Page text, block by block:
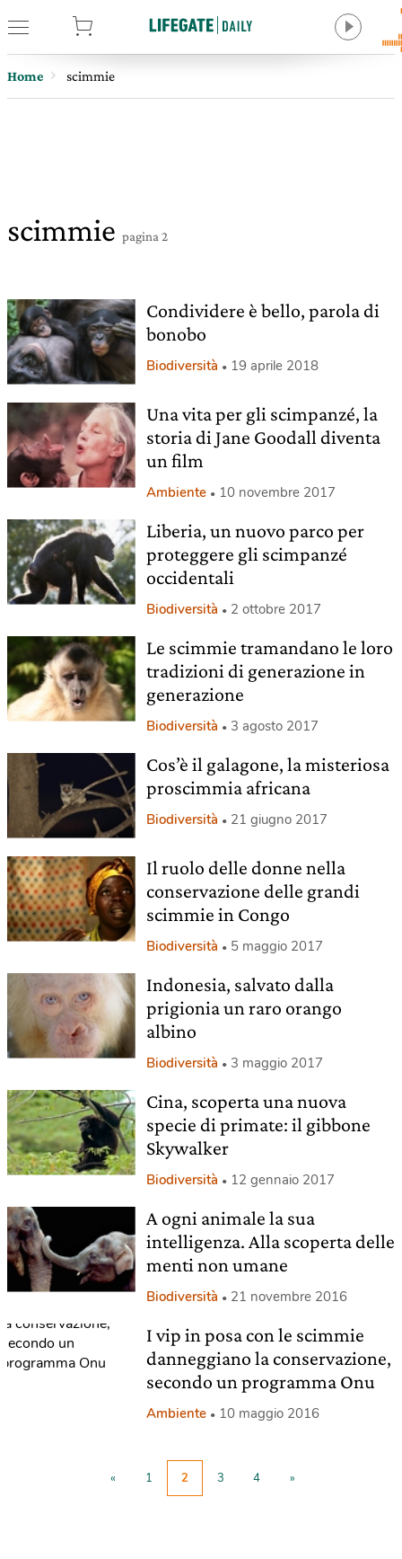
Home scimmie
scimmie pagina 2
Condividere è bello, parola di
bonobo
Biodiversità 19 aprile 2018
Una vita per gli scimpanzé, la
storia di Jane Goodall diventa
un film
Ambiente 10 novembre 2017
Liberia, un nuovo parco per
proteggere gli scimpanzé
occidentali
Biodiversità 2 ottobre 2017
Le scimmie tramandano le loro
tradizioni di generazione in
generazione
Biodiversità 3 agosto 2017
Cos’è il galagone, la misteriosa
proscimmia africana
Biodiversità 21 giugno 2017
Il ruolo delle donne nella
conservazione delle grandi
scimmie in Congo
Biodiversità 5 maggio 2017
Indonesia, salvato dalla
prigionia un raro orango
albino
Biodiversità 3 maggio 2017
Cina, scoperta una nuova
specie di primate: il gibbone
Skywalker
Biodiversità 12 gennaio 2017
A ogni animale la sua
intelligenza. Alla scoperta delle
menti non umane
Biodiversità 21 novembre 2016
I vip in posa con le scimmie
danneggiano la conservazione,
secondo un programma Onu
Ambiente 10 maggio 2016
« 1 2 3 4 »